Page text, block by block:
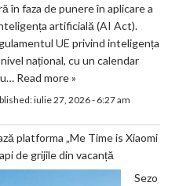
în faza de punere în aplicare a
artificială (AI Act).
UE privind inteligența
național, cu un calendar
Read more »
iulie 27, 2026 - 6:27 am
platforma „Me Time is Xiaomi
de grijile din vacanță
Sezo